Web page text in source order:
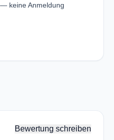
keine Anmeldung
Bewertung schreiben